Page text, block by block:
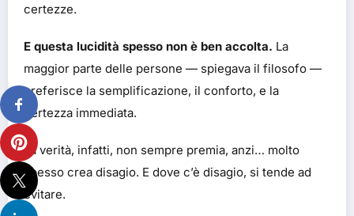
certezze.
E questa lucidità spesso non è ben accolta. La
maggior parte delle persone — spiegava il filosofo —
preferisce la semplificazione, il conforto, e la
certezza immediata.
La verità, infatti, non sempre premia, anzi… molto
spesso crea disagio. E dove c’è disagio, si tende ad
evitare.